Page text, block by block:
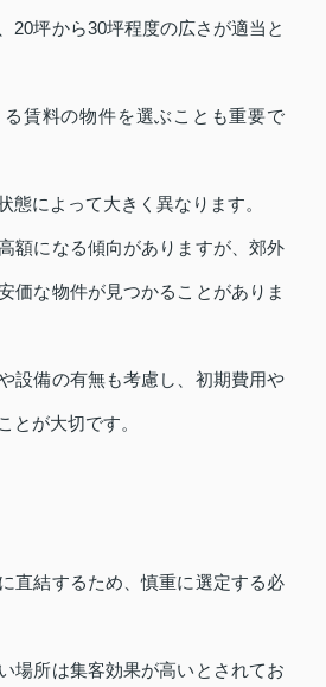
20坪から30坪程度の広さが適当と
賃料の物件を選ぶことも重要で
態によって大きく異なります。
額になる傾向がありますが、郊外
価な物件が見つかることがありま
設備の有無も考慮し、初期費用や
とが大切です。
直結するため、慎重に選定する必
場所は集客効果が高いとされてお